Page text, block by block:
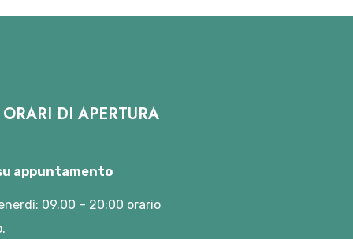
ORARI DI APERTURA
appuntamento
09.00 – 20:00 orario